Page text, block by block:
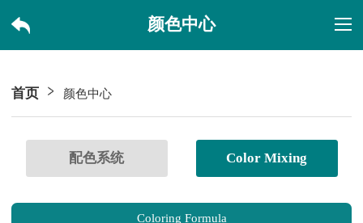
颜色中心
首页 颜色中心
配色系统 Color Mixing
Coloring Formula